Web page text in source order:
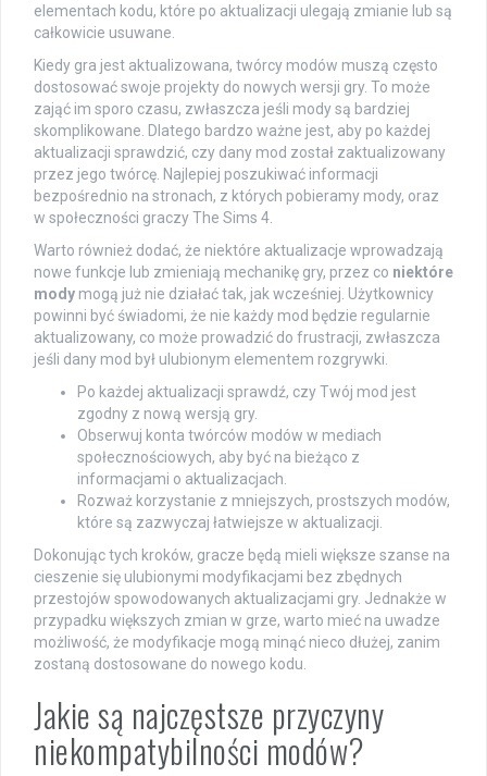
elementach kodu, które po aktualizacji ulegają zmianie lub są
całkowicie usuwane.
Kiedy gra jest aktualizowana, twórcy modów muszą często
dostosować swoje projekty do nowych wersji gry. To może
zająć im sporo czasu, zwłaszcza jeśli mody są bardziej
skomplikowane. Dlatego bardzo ważne jest, aby po każdej
aktualizacji sprawdzić, czy dany mod został zaktualizowany
przez jego twórcę. Najlepiej poszukiwać informacji
bezpośrednio na stronach, z których pobieramy mody, oraz
w społeczności graczy The Sims 4.
Warto również dodać, że niektóre aktualizacje wprowadzają
nowe funkcje lub zmieniają mechanikę gry, przez co niektóre
mody mogą już nie działać tak, jak wcześniej. Użytkownicy
powinni być świadomi, że nie każdy mod będzie regularnie
aktualizowany, co może prowadzić do frustracji, zwłaszcza
jeśli dany mod był ulubionym elementem rozgrywki.
Po każdej aktualizacji sprawdź, czy Twój mod jest
zgodny z nową wersją gry.
Obserwuj konta twórców modów w mediach
społecznościowych, aby być na bieżąco z
informacjami o aktualizacjach.
Rozważ korzystanie z mniejszych, prostszych modów,
które są zazwyczaj łatwiejsze w aktualizacji.
Dokonując tych kroków, gracze będą mieli większe szanse na
cieszenie się ulubionymi modyfikacjami bez zbędnych
przestojów spowodowanych aktualizacjami gry. Jednakże w
przypadku większych zmian w grze, warto mieć na uwadze
możliwość, że modyfikacje mogą minąć nieco dłużej, zanim
zostaną dostosowane do nowego kodu.
Jakie są najczęstsze przyczyny
niekompatybilności modów?